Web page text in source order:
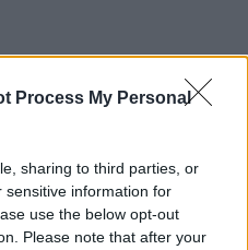
Process My Personal
sharing to third parties, or
sensitive information for
use the below opt-out
Please note that after your